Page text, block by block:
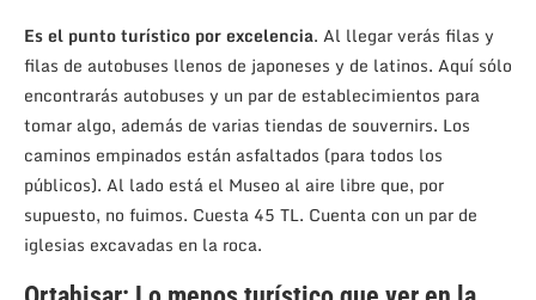
Es el punto turístico por excelencia. Al llegar verás filas y
filas de autobuses llenos de japoneses y de latinos. Aquí sólo
encontrarás autobuses y un par de establecimientos para
tomar algo, además de varias tiendas de souvernirs. Los
caminos empinados están asfaltados (para todos los
públicos). Al lado está el Museo al aire libre que, por
supuesto, no fuimos. Cuesta 45 TL. Cuenta con un par de
iglesias excavadas en la roca.